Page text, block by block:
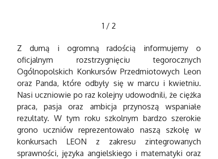
1 / 2
Z dumą i ogromną radością informujemy o
oficjalnym rozstrzygnięciu tegorocznych
Ogólnopolskich Konkursów Przedmiotowych Leon
oraz Panda, które odbyły się w marcu i kwietniu.
Nasi uczniowie po raz kolejny udowodnili, że ciężka
praca, pasja oraz ambicja przynoszą wspaniałe
rezultaty. W tym roku szkolnym bardzo szerokie
grono uczniów reprezentowało naszą szkołę w
konkursach LEON z zakresu zintegrowanych
sprawności, języka angielskiego i matematyki oraz